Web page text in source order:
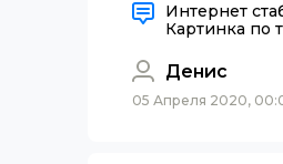
Интернет
Картинка по
Денис
05 Апреля 2020,